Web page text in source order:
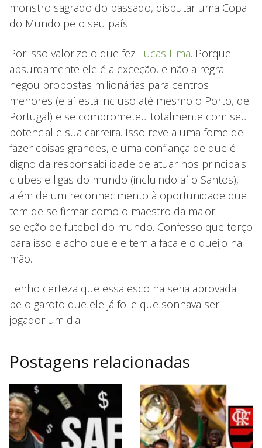
monstro sagrado do passado, disputar uma Copa
do Mundo pelo seu país…
Por isso valorizo o que fez Lucas Lima. Porque
absurdamente ele é a exceção, e não a regra:
negou propostas milionárias para centros
menores (e aí está incluso até mesmo o Porto, de
Portugal) e se comprometeu totalmente com seu
potencial e sua carreira. Isso revela uma fome de
fazer coisas grandes, e uma confiança de que é
digno da responsabilidade de atuar nos principais
clubes e ligas do mundo (incluindo aí o Santos),
além de um reconhecimento à oportunidade que
tem de se firmar como o maestro da maior
seleção de futebol do mundo. Confesso que torço
para isso e acho que ele tem a faca e o queijo na
mão.
Tenho certeza que essa escolha seria aprovada
pelo garoto que ele já foi e que sonhava ser
jogador um dia.
Postagens relacionadas